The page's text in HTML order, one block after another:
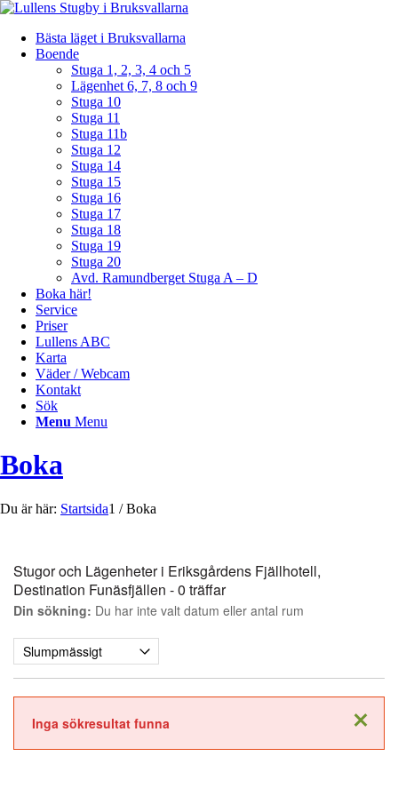
Bästa läget i Bruksvallarna
Boende
Stuga 1, 2, 3, 4 och 5
Lägenhet 6, 7, 8 och 9
Stuga 10
Stuga 11
Stuga 11b
Stuga 12
Stuga 14
Stuga 15
Stuga 16
Stuga 17
Stuga 18
Stuga 19
Stuga 20
Avd. Ramundberget Stuga A – D
Boka här!
Service
Priser
Lullens ABC
Karta
Väder / Webcam
Kontakt
Sök
Menu Menu
Boka
Du är här: Startsida1 / Boka
Stugor och Lägenheter i Eriksgårdens Fjällhotell,
Destination Funäsfjällen - 0 träffar
Din sökning: Du har inte valt datum eller antal rum
Inga sökresultat funna